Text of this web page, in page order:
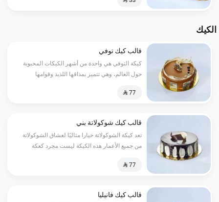
الكيك
قالب كيك توفي
كيكة التوفي هي واحدة من أشهر الكيكات المحبوبة
حول العالم، وهي تتميز بمذاقها اللذيذ وقوامها
قالب كيك شوكولاتة بني
تعد كيكة الشوكولاتة خيارا مثاليًا لعشاق الشوكولاتة
من جميع الأعمار هذه الكيكة ليست مجرد كعكة
قالب كيك فانيليا